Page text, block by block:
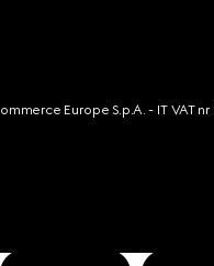
Europe S.p.A. - IT VAT